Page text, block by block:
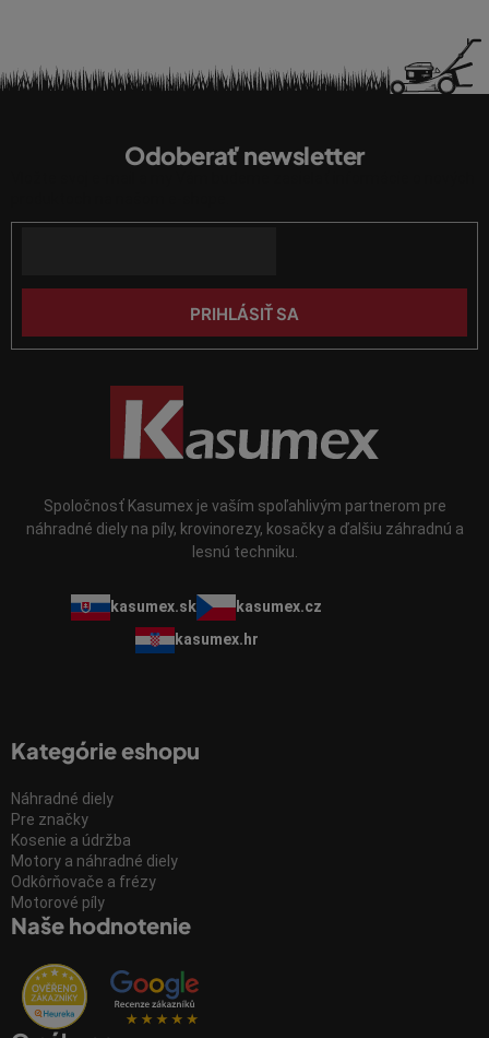
p
r
y
s
u
t
Spoločnosť Kasumex je vaším spoľahlivým partnerom pre
náhradné diely na píly, krovinorezy, kosačky a ďalšiu záhradnú a
lesnú techniku.
kasumex.sk
kasumex.cz
kasumex.hr
Kategórie eshopu
Náhradné diely
Pre značky
Kosenie a údržba
Motory a náhradné diely
Odkôrňovače a frézy
Motorové píly
Naše hodnotenie
Odoberať newsletter
PRIHLÁSIŤ SA